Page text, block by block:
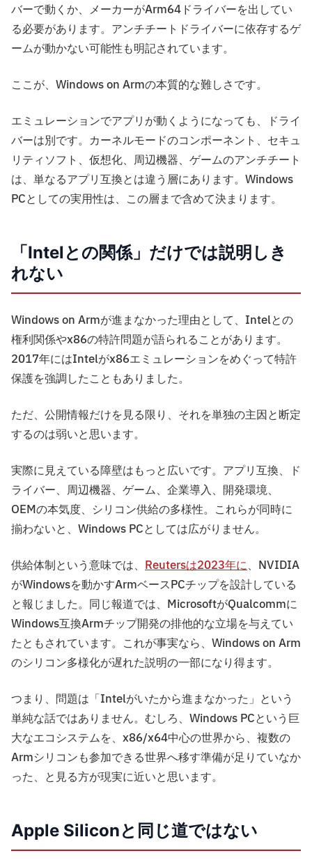
バーで動くか、メーカーがArm64ドライバーを出してい
る必要があります。アンチチートドライバーに依存するゲ
ームが動かない可能性も明記されています。
ここが、Windows on Armの本質的な難しさです。
エミュレーションでアプリが動くようになっても、ドライ
バーは別です。カーネルモードのコンポーネント、セキュ
リティソフト、仮想化、周辺機器、ゲームのアンチチート
は、単なるアプリ互換とは違う層にあります。Windows
PCとしての実用性は、この層まで含めて決まります。
「Intelとの関係」だけでは説明しき
れない
Windows on Armが進まなかった理由として、Intelとの
権利関係やx86の特許問題が語られることがあります。
2017年にはIntelがx86エミュレーションをめぐって特許
保護を強調したこともありました。
ただ、公開情報だけを見る限り、それを単独の主因と断定
するのは弱いと思います。
実際に見えている障壁はもっと広いです。アプリ互換、ド
ライバー、周辺機器、ゲーム、企業導入、開発環境、
OEMの本気度、シリコン供給の多様性。これらが同時に
揃わないと、Windows PCとしては広がりません。
供給体制という意味では、 Reutersは2023年に、NVIDIA
がWindowsを動かすArmベースPCチップを設計している
と報じました。同じ報道では、MicrosoftがQualcommに
Windows互換Armチップ開発の排他的な立場を与えてい
たともされています。これが事実なら、Windows on Arm
のシリコン多様化が遅れた説明の一部になり得ます。
つまり、問題は「Intelがいたから進まなかった」という
単純な話ではありません。むしろ、Windows PCという巨
大なエコシステムを、x86/x64中心の世界から、複数の
Armシリコンも参加できる世界へ移す準備が足りていなか
った、と見る方が現実に近いと思います。
Apple Siliconと同じ道ではない